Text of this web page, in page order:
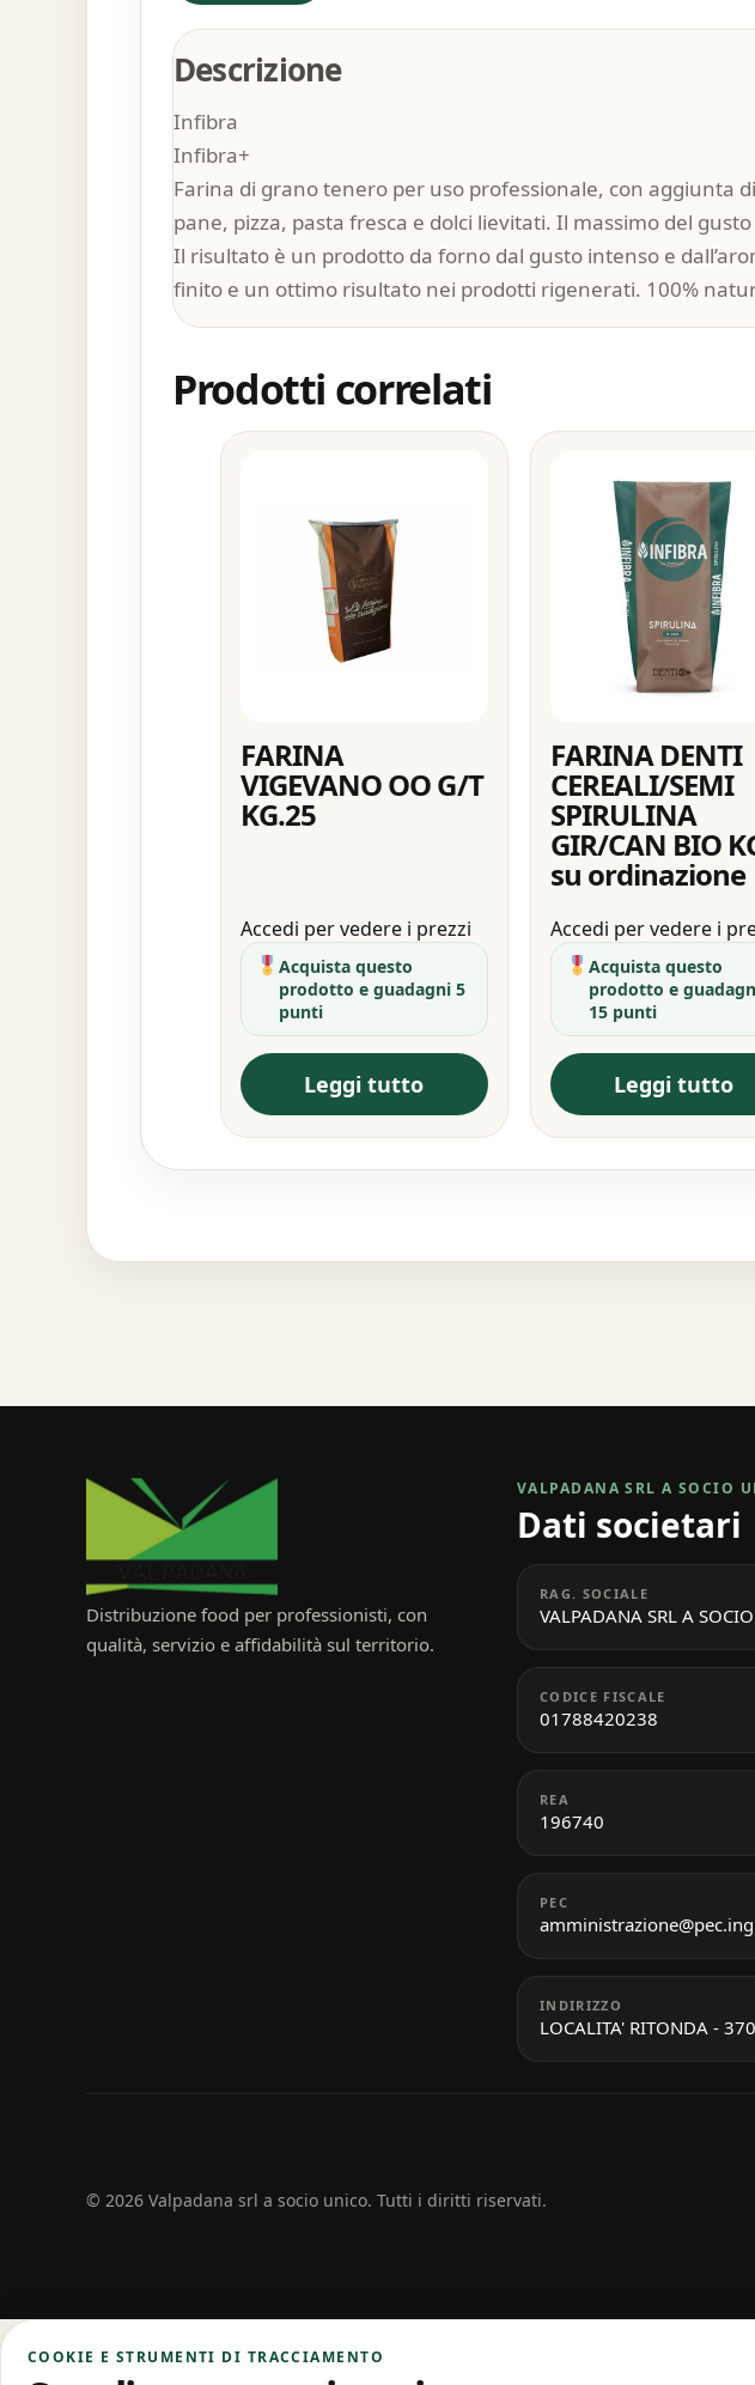
Descrizione
Infibra
Infibra+
Farina di grano tenero per uso professionale, con aggiunta
pane, pizza, pasta fresca e dolci lievitati. Il massimo del
Il risultato è un prodotto da forno dal gusto intenso e
finito e un ottimo risultato nei prodotti rigenerati. 100%
Prodotti correlati
FARINA
VIGEVANO OO G/T
KG.25
Accedi per vedere i prezzi
Acquista questo
prodotto e guadagni 5
punti
Leggi tutto
FARINA DENTI
CEREALI/SEMI
SPIRULINA
GIR/CAN BIO
su ordinazione
Accedi per vedere i
Acquista questo
prodotto e
15 punti
Leggi tutto
Distribuzione food per professionisti, con
qualità, servizio e affidabilità sul territorio.
VALPADANA SRL A SOCIO
Dati societari
RAG. SOCIALE
VALPADANA SRL A
CODICE FISCALE
01788420238
REA
196740
PEC
INDIRIZZO
LOCALITA' RITONDA -
© 2026 Valpadana srl a socio unico. Tutti i diritti riservati.
COOKIE E STRUMENTI DI TRACCIAMENTO